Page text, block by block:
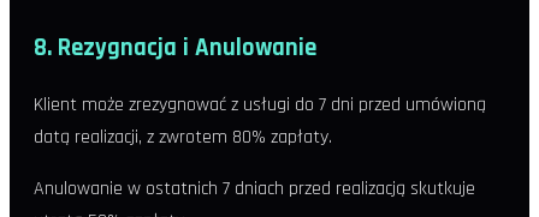
8. Rezygnacja i Anulowanie
Klient może zrezygnować z usługi do 7 dni przed umówioną
datą realizacji, z zwrotem 80% zapłaty.
Anulowanie w ostatnich 7 dniach przed realizacją skutkuje